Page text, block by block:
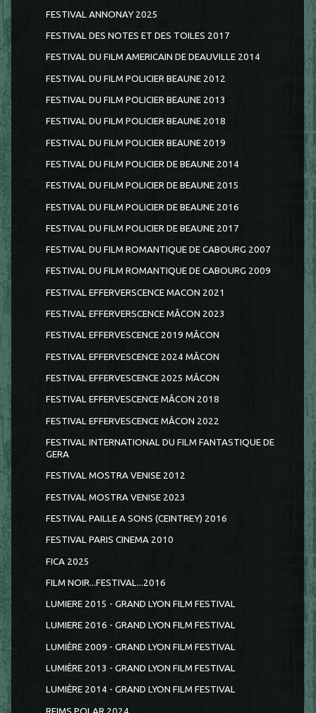
FESTIVAL ANNONAY 2025
FESTIVAL DES NOTES ET DES TOILES 2017
FESTIVAL DU FILM AMERICAIN DE DEAUVILLE 2014
FESTIVAL DU FILM POLICIER BEAUNE 2012
FESTIVAL DU FILM POLICIER BEAUNE 2013
FESTIVAL DU FILM POLICIER BEAUNE 2018
FESTIVAL DU FILM POLICIER BEAUNE 2019
FESTIVAL DU FILM POLICIER DE BEAUNE 2014
FESTIVAL DU FILM POLICIER DE BEAUNE 2015
FESTIVAL DU FILM POLICIER DE BEAUNE 2016
FESTIVAL DU FILM POLICIER DE BEAUNE 2017
FESTIVAL DU FILM ROMANTIQUE DE CABOURG 2007
FESTIVAL DU FILM ROMANTIQUE DE CABOURG 2009
FESTIVAL EFFERVERSCENCE MACON 2021
FESTIVAL EFFERVERSCENCE MÂCON 2023
FESTIVAL EFFERVESCENCE 2019 MÂCON
FESTIVAL EFFERVESCENCE 2024 MÂCON
FESTIVAL EFFERVESCENCE 2025 MÂCON
FESTIVAL EFFERVESCENCE MÂCON 2018
FESTIVAL EFFERVESCENCE MÂCON 2022
FESTIVAL INTERNATIONAL DU FILM FANTASTIQUE DE
GERA
FESTIVAL MOSTRA VENISE 2012
FESTIVAL MOSTRA VENISE 2023
FESTIVAL PAILLE A SONS (CEINTREY) 2016
FESTIVAL PARIS CINEMA 2010
FICA 2025
FILM NOIR...FESTIVAL...2016
LUMIERE 2015 - GRAND LYON FILM FESTIVAL
LUMIERE 2016 - GRAND LYON FILM FESTIVAL
LUMIÈRE 2009 - GRAND LYON FILM FESTIVAL
LUMIÈRE 2013 - GRAND LYON FILM FESTIVAL
LUMIÈRE 2014 - GRAND LYON FILM FESTIVAL